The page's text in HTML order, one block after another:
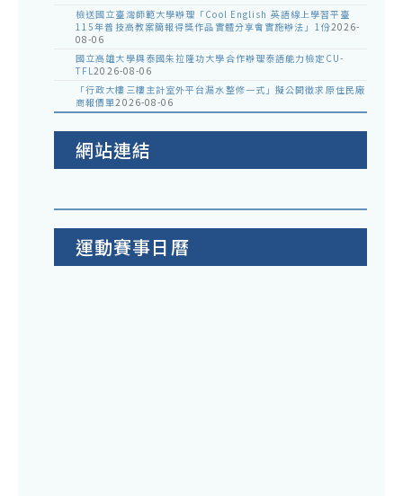
檢送國立臺灣師範大學辦理「Cool English 英語線上學習平臺
115年普技高教案簡報得獎作品實體分享會實施辦法」1份2026-
08-06
國立高雄大學與泰國朱拉隆功大學合作辦理泰語能力檢定CU-
TFL2026-08-06
「行政大樓三樓主計室外平台漏水整修一式」擬公開徵求原住民廠
商報價單2026-08-06
網站連結
運動賽事日曆